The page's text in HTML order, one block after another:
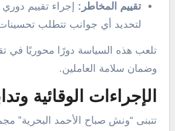
تقييم المخاطر: إجراء تقييم
لتحديد أي جوانب تتطلب
تلعب هذه السياسة دورًا محوريًا في
وضمان سلامة العاملين.
الإجراءات الوقائية
تتبنى “ونش صباح الأحمد البحرية”